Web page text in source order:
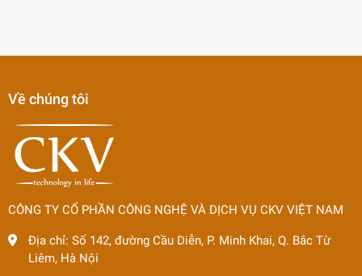
Về chúng tôi
CÔNG TY CỔ PHẦN CÔNG NGHỆ VÀ DỊCH VỤ CKV VIỆT NAM
Địa chỉ: Số 142, đường Cầu Diễn, P. Minh Khai, Q. Bắc Từ
Liêm, Hà Nội